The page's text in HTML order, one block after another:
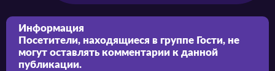
Информация
Посетители, находящиеся в группе Гости, не
могут оставлять комментарии к данной
публикации.